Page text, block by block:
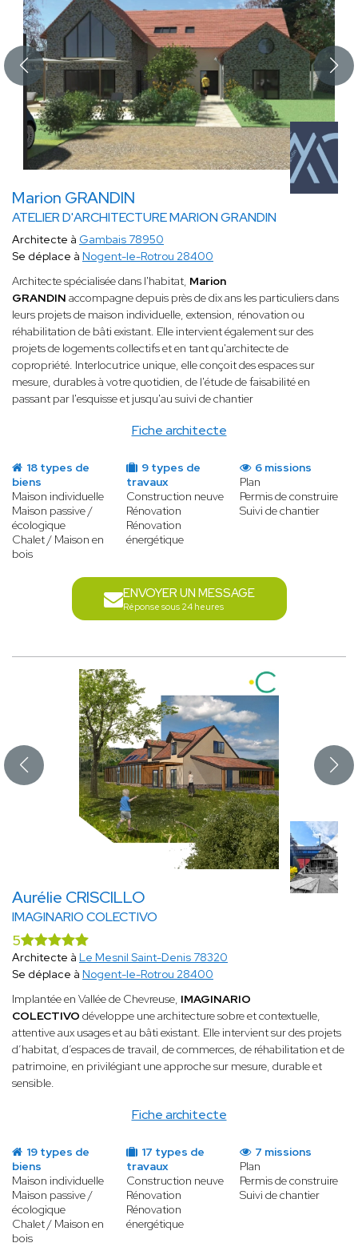
Marion GRANDIN
ATELIER D'ARCHITECTURE MARION GRANDIN
Fiche architecte
Architecte à Gambais 78950
Se déplace à Nogent-le-Rotrou 28400
Architecte spécialisée dans l'habitat, Marion
GRANDIN accompagne depuis près de dix ans les particuliers dans
leurs projets de maison individuelle, extension, rénovation ou
réhabilitation de bâti existant. Elle intervient également sur des
projets de logements collectifs et en tant qu'architecte de
copropriété. Interlocutrice unique, elle conçoit des espaces sur
mesure, durables à votre quotidien, de l'étude de faisabilité en
passant par l'esquisse et jusqu'au suivi de chantier
18 types de
biens
Maison individuelle
Maison passive /
écologique
Chalet / Maison en
bois
9 types de
travaux
Construction neuve
Rénovation
Rénovation
énergétique
6 missions
Plan
Permis de construire
Suivi de chantier
ENVOYER UN MESSAGE
Réponse sous 24 heures
Aurélie CRISCILLO
IMAGINARIO COLECTIVO
Fiche architecte
5
Architecte à Le Mesnil Saint-Denis 78320
Se déplace à Nogent-le-Rotrou 28400
Implantée en Vallée de Chevreuse, IMAGINARIO
COLECTIVO développe une architecture sobre et contextuelle,
attentive aux usages et au bâti existant. Elle intervient sur des projets
d’habitat, d’espaces de travail, de commerces, de réhabilitation et de
patrimoine, en privilégiant une approche sur mesure, durable et
sensible.
19 types de
biens
Maison individuelle
Maison passive /
écologique
Chalet / Maison en
bois
17 types de
travaux
Construction neuve
Rénovation
Rénovation
énergétique
7 missions
Plan
Permis de construire
Suivi de chantier